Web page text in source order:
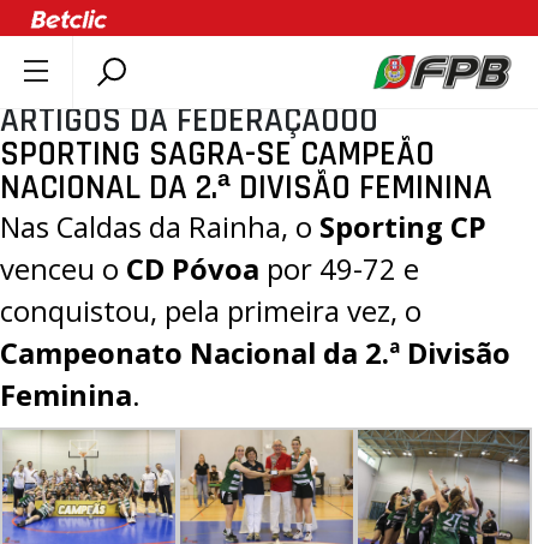
SOBRE A FPB
DOCUMENTOS
ÚLTIMAS
COMPETIÇÕES
ASSOCIAÇÕES
CLUBES
AGENTES
AGENDA
SELEÇÕES
MINIBASQUETE
ÁREA TÉCNICA
ARTIGOS DA FEDERAÇÃOOO
SPORTING SAGRA-SE CAMPEÃO
NACIONAL DA 2.ª DIVISÃO FEMININA
Nas Caldas da Rainha, o Sporting CP
venceu o CD Póvoa por 49-72 e
conquistou, pela primeira vez, o
Campeonato Nacional da 2.ª Divisão
Feminina.